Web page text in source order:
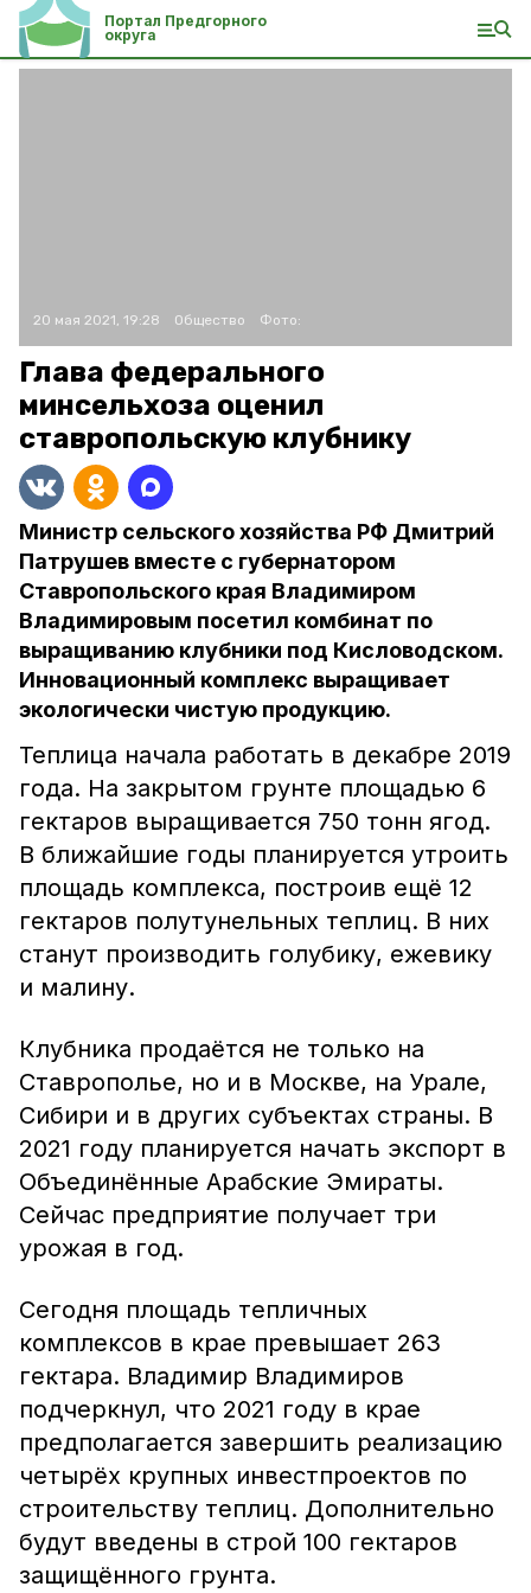
Портал Предгорного
округа
20 мая 2021, 19:28 Общество Фото:
Глава федерального
минсельхоза оценил
ставропольскую клубнику
Министр сельского хозяйства РФ Дмитрий
Патрушев вместе с губернатором
Ставропольского края Владимиром
Владимировым посетил комбинат по
выращиванию клубники под Кисловодском.
Инновационный комплекс выращивает
экологически чистую продукцию.
Теплица начала работать в декабре 2019
года. На закрытом грунте площадью 6
гектаров выращивается 750 тонн ягод.
В ближайшие годы планируется утроить
площадь комплекса, построив ещё 12
гектаров полутунельных теплиц. В них
станут производить голубику, ежевику
и малину.
Клубника продаётся не только на
Ставрополье, но и в Москве, на Урале,
Сибири и в других субъектах страны. В
2021 году планируется начать экспорт в
Объединённые Арабские Эмираты.
Сейчас предприятие получает три
урожая в год.
Сегодня площадь тепличных
комплексов в крае превышает 263
гектара. Владимир Владимиров
подчеркнул, что 2021 году в крае
предполагается завершить реализацию
четырёх крупных инвестпроектов по
строительству теплиц. Дополнительно
будут введены в строй 100 гектаров
защищённого грунта.